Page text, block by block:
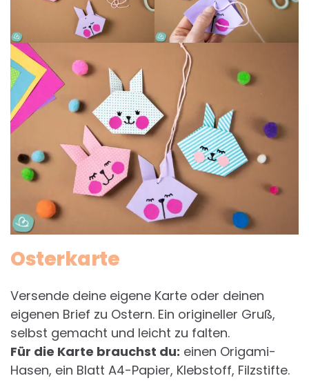
Osterkarte
Versende deine eigene Karte oder deinen
eigenen Brief zu Ostern. Ein origineller Gruß,
selbst gemacht und leicht zu falten.
Für die Karte brauchst du: einen Origami-
Hasen, ein Blatt A4-Papier, Klebstoff, Filzstifte.